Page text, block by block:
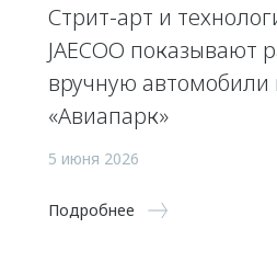
Стрит-арт и
JAECOO показывают
вручную
«Авиапарк»
5 июня 2026
Подробнее